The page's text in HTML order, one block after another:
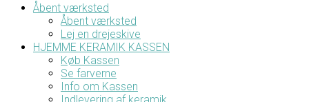
Åbent værksted
Åbent værksted
Lej en drejeskive
HJEMME KERAMIK KASSEN
Køb Kassen
Se farverne
Info om Kassen